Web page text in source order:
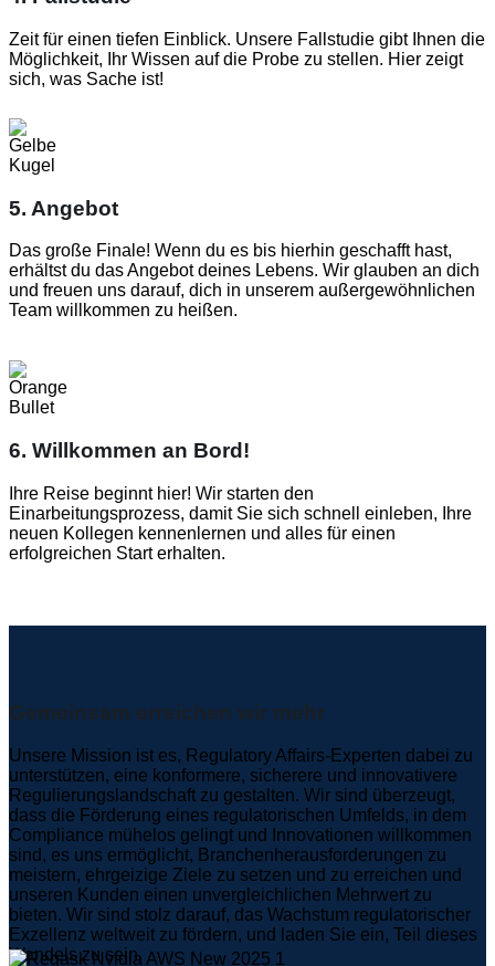
Zeit für einen tiefen Einblick. Unsere Fallstudie gibt Ihnen die
Möglichkeit, Ihr Wissen auf die Probe zu stellen. Hier zeigt
sich, was Sache ist!
5. Angebot
Das große Finale! Wenn du es bis hierhin geschafft hast,
erhältst du das Angebot deines Lebens. Wir glauben an dich
und freuen uns darauf, dich in unserem außergewöhnlichen
Team willkommen zu heißen.
6. Willkommen an Bord!
Ihre Reise beginnt hier! Wir starten den
Einarbeitungsprozess, damit Sie sich schnell einleben, Ihre
neuen Kollegen kennenlernen und alles für einen
erfolgreichen Start erhalten.
Gemeinsam erreichen wir mehr
Unsere Mission ist es, Regulatory Affairs-Experten dabei zu
unterstützen, eine konformere, sicherere und innovativere
Regulierungslandschaft zu gestalten. Wir sind überzeugt,
dass die Förderung eines regulatorischen Umfelds, in dem
Compliance mühelos gelingt und Innovationen willkommen
sind, es uns ermöglicht, Branchenherausforderungen zu
meistern, ehrgeizige Ziele zu setzen und zu erreichen und
unseren Kunden einen unvergleichlichen Mehrwert zu
bieten. Wir sind stolz darauf, das Wachstum regulatorischer
Exzellenz weltweit zu fördern, und laden Sie ein, Teil dieses
Wandels zu sein.